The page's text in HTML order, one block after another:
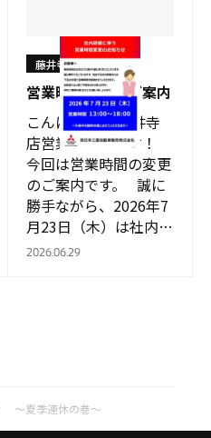
営業時間変更のご案内
藤井寺店
こんにちは！ 藤井寺
店営業の鹿野です！
今回は営業時間の変更
のご案内です。 誠に
勝手ながら、2026年7
月23日（木）は社内研
修のため、 開店時間
2026.06.29
～夏季連休の巻～